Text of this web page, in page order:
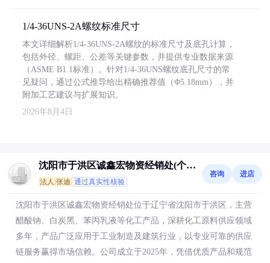
1/4-36UNS-2A螺纹标准尺寸
本文详细解析1/4-36UNS-2A螺纹的标准尺寸及底孔计算，
包括外径、螺距、公差等关键参数，并提供专业数据来源
（ASME B1.1标准）。针对1/4-36UNS螺纹底孔尺寸的常
见疑问，通过公式推导给出精确推荐值（Φ5.18mm），并
附加工艺建议与扩展知识。
2026年8月4日
沈阳市于洪区诚鑫宏物资经销处(个体
工商户)
法人:张迪 通过真实性核验
咨询 进店
沈阳市于洪区诚鑫宏物资经销处位于辽宁省沈阳市于洪区，主营
醋酸钠、白炭黑、苯丙乳液等化工产品，深耕化工原料供应领域
多年，产品广泛应用于工业制造及建筑行业，以专业可靠的供应
链服务赢得市场信赖。公司成立于2025年，凭借优质产品和规范